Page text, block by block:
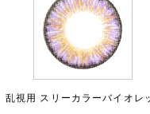
乱視用 スリーカラーバイオレ